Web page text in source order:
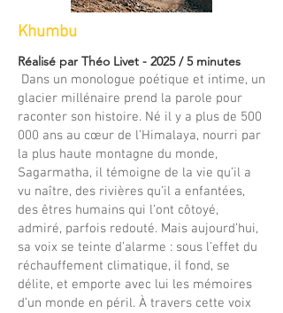
Khumbu
Réalisé par Théo Livet - 2025 / 5 minutes
Dans un monologue poétique et intime, un
glacier millénaire prend la parole pour
raconter son histoire. Né il y a plus de 500
000 ans au cœur de l’Himalaya, nourri par
la plus haute montagne du monde,
Sagarmatha, il témoigne de la vie qu’il a
vu naître, des rivières qu’il a enfantées,
des êtres humains qui l’ont côtoyé,
admiré, parfois redouté. Mais aujourd’hui,
sa voix se teinte d’alarme : sous l’effet du
réchauffement climatique, il fond, se
délite, et emporte avec lui les mémoires
d’un monde en péril. À travers cette voix